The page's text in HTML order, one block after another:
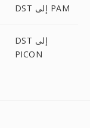
DST إلى PAM
DST إلى
PICON